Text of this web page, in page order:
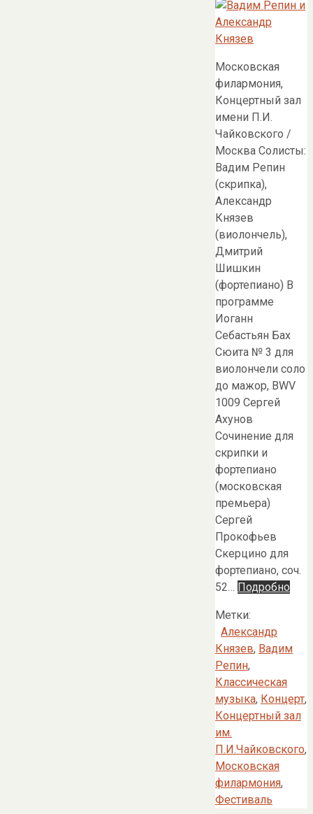
Московская
филармония,
Концертный зал
имени П.И.
Чайковского /
Москва Солисты:
Вадим Репин
(скрипка),
Александр
Князев
(виолончель),
Дмитрий
Шишкин
(фортепиано) В
программе
Иоганн
Себастьян Бах
Сюита № 3 для
виолончели соло
до мажор, BWV
1009 Сергей
Ахунов
Сочинение для
скрипки и
фортепиано
(московская
премьера)
Сергей
Прокофьев
Скерцино для
фортепиано, соч.
52… Подробно
Метки:
Александр
Князев, Вадим
Репин,
Классическая
музыка, Концерт,
Концертный зал
им.
П.И.Чайковского,
Московская
филармония,
Фестиваль